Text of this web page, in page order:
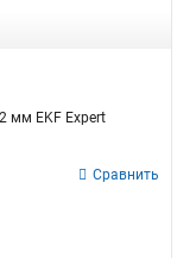
мм EKF Expert
Сравнить